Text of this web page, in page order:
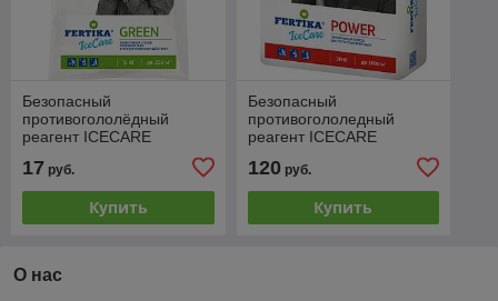
Безопасный
противогололёдный
реагент ICECARE
17 руб.
Купить
Безопасный
противогололедный
реагент ICECARE
120руб.
Купить
О нас